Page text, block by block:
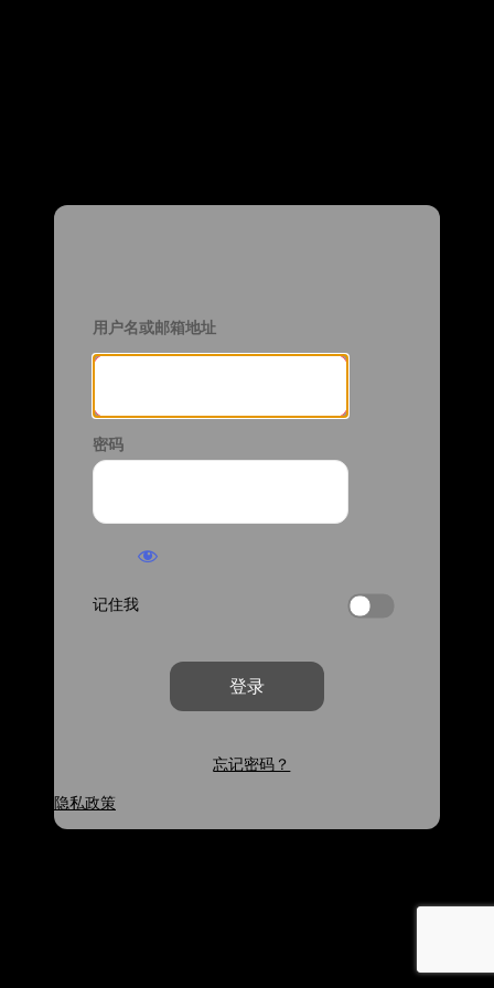
用户名或邮箱地址
密码
记住我
忘记密码？
隐私政策